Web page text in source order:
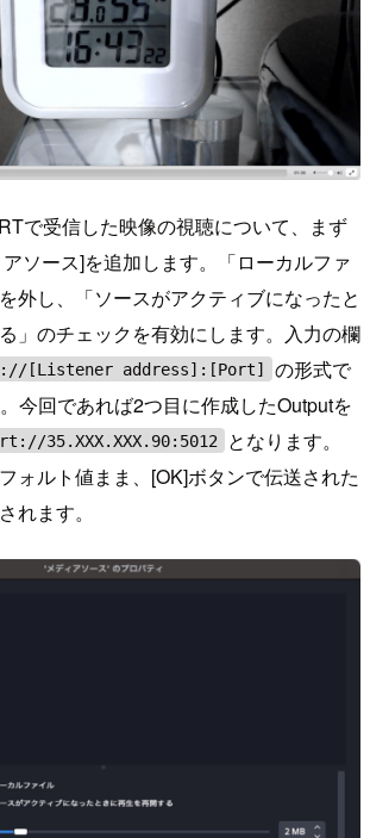
で受信した映像の視聴について、まず
ソース]を追加します。「ローカルファ
外し、「ソースがアクティブになったと
」のチェックを有効にします。入力の欄
[Listener address]:[Port]
の形式で
今回であれば2つ目に作成したOutputを
35.XXX.XXX.90:5012
となります。
ォルト値まま、[OK]ボタンで伝送された
れます。